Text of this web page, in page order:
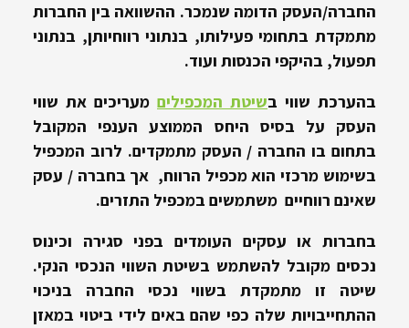
החברה/העסק הדומה שנמכר. ההשוואה בין החברות
מתמקדת בתחומי פעילותו, בנתוני רווחיותן, בנתוני
תפעול, בהיקפי הכנסות ועוד.
בהערכת שווי בשיטת המכפילים מעריכים את שווי
העסק על בסיס היחס הממוצע הענפי המקובל
בתחום בו החברה / העסק מתמקדים. לרוב המכפיל
בשימוש מרכזי הוא מכפיל הרווח, אך בחברה / עסק
שאינם רווחיים משתמשים במכפיל התזרים.
בחברות או עסקים העומדים בפני סגירה וכינוס
נכסים מקובל להשתמש בשיטת השווי הנכסי הנקי.
שיטה זו מתמקדת בשווי נכסי החברה בניכוי
ההתחייבויות שלה כפי שהם באים לידי ביטוי במאזן